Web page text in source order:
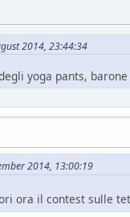
2014, 23:44:34
yoga pants,
2014, 13:00:19
ora il contest sulle